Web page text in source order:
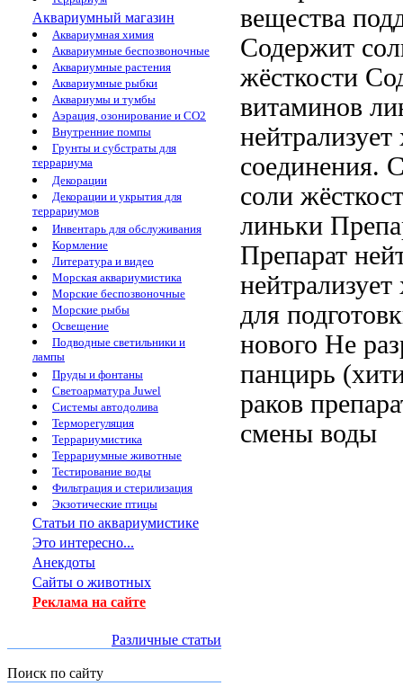
Аквариумный магазин
Аквариумная химия
Аквариумные беспозвоночные
Аквариумные растения
Аквариумные рыбки
Аквариумы и тумбы
Аэрация, озонирование и CO2
Внутренние помпы
Грунты и субстраты для
террариума
Декорации
Декорации и укрытия для
террариумов
Инвентарь для обслуживания
Кормление
Литература и видео
Морская аквариумистика
Морские беспозвоночные
Морские рыбы
Освещение
Подводные светильники и
лампы
Пруды и фонтаны
Светоарматура Juwel
Системы автодолива
Терморегуляция
Террариумистика
Террариумные животные
Тестирование воды
Фильтрация и стерилизация
Экзотические птицы
Статьи по аквариумистике
Это интересно...
Анекдоты
Сайты о животных
Реклама на сайте
Различные статьи
Поиск по сайту
вещества
Содержит
жёсткости
витаминов
соединения.
соли
линьки
Препарат
для
нового Не
панцирь
раков
смены воды